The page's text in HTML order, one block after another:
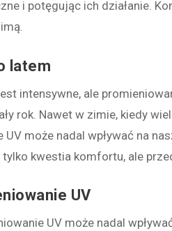
i potęgując ich działanie.
latem
intensywne, ale
rok. Nawet w zimie, kiedy
może nadal wpływać na
kwestia komfortu, ale
UV
UV może nadal